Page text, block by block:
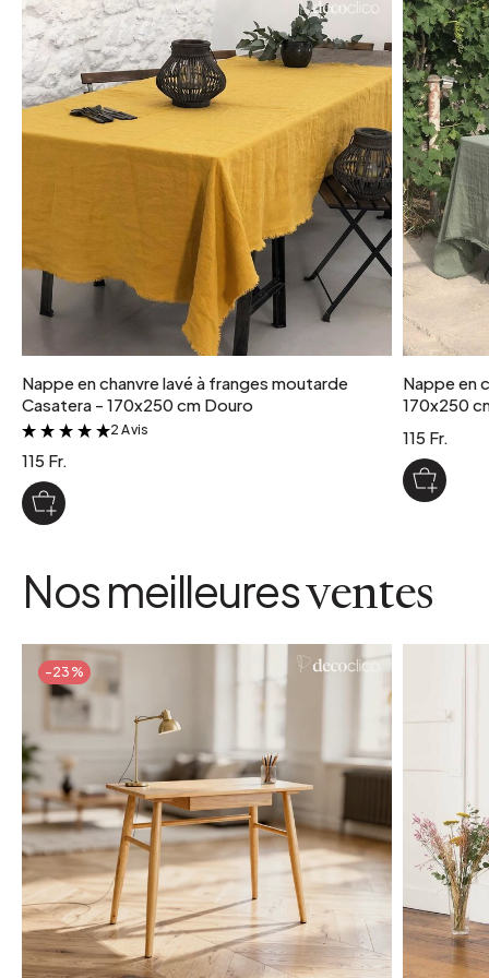
grammage
155 g/m²
lavable en machine
Oui
matiere detaillee
100% chanvre lavé
coloris
Lie de vin
Nappe en chanvre lavé à franges moutarde
Casatera - 170x250 cm Douro
&
2 Avis
115 Fr.
Nappe en
170x250
115 Fr.
Nos meilleuresventes
-23%